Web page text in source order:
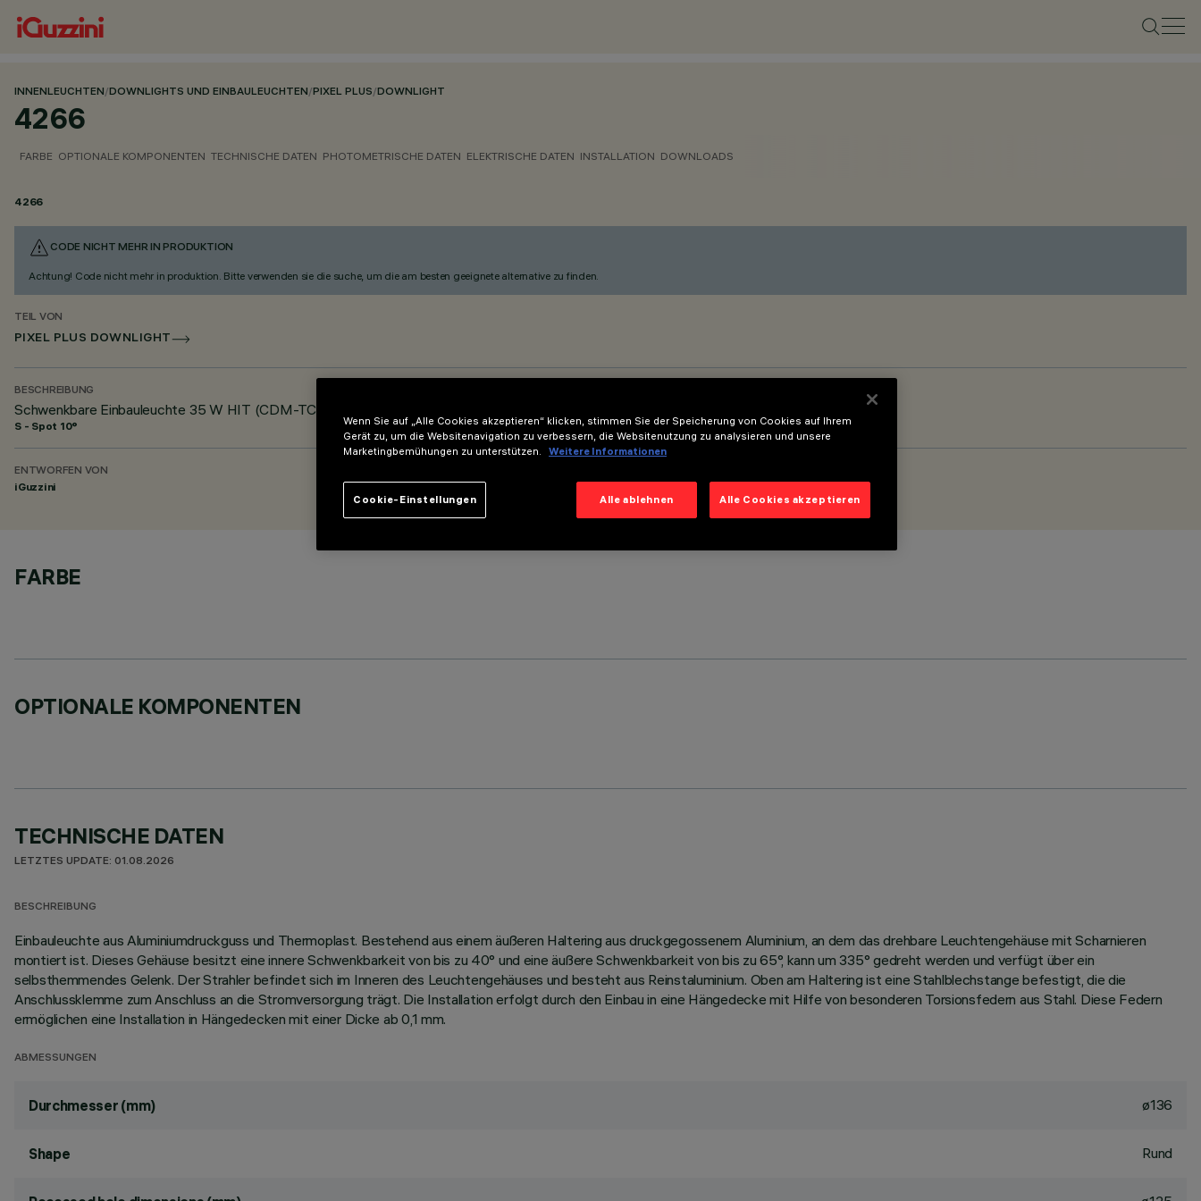
INNENLEUCHTEN/DOWNLIGHTS UND EINBAULEUCHTEN/PIXEL PLUS/DOWNLIGHT
4266
FARBE OPTIONALE KOMPONENTEN TECHNISCHE DATEN PHOTOMETRISCHE DATEN ELEKTRISCHE DATEN INSTALLATION DOWNLOADS
4266
CODE NICHT MEHR IN PRODUKTION
Achtung! Code nicht mehr in produktion. Bitte verwenden sie die suche, um die am besten geeignete alternative zu finden.
TEIL VON
PIXEL PLUS DOWNLIGHT
BESCHREIBUNG
Schwenkbare Einbauleuchte 35 W HIT (CDM-TC) Spot
S - Spot 10°
ENTWORFEN VON
iGuzzini
FARBE
OPTIONALE KOMPONENTEN
TECHNISCHE DATEN
LETZTES UPDATE: 01.08.2026
BESCHREIBUNG
Einbauleuchte aus Aluminiumdruckguss und Thermoplast. Bestehend aus einem äußeren Haltering aus druckgegossenem Aluminium, an dem das drehbare Leuchtengehäuse mit Scharnieren
montiert ist. Dieses Gehäuse besitzt eine innere Schwenkbarkeit von bis zu 40° und eine äußere Schwenkbarkeit von bis zu 65°, kann um 335° gedreht werden und verfügt über ein
selbsthemmendes Gelenk. Der Strahler befindet sich im Inneren des Leuchtengehäuses und besteht aus Reinstaluminium. Oben am Haltering ist eine Stahlblechstange befestigt, die die
Anschlussklemme zum Anschluss an die Stromversorgung trägt. Die Installation erfolgt durch den Einbau in eine Hängedecke mit Hilfe von besonderen Torsionsfedern aus Stahl. Diese Federn
ermöglichen eine Installation in Hängedecken mit einer Dicke ab 0,1 mm.
ABMESSUNGEN
Durchmesser (mm) ø136
Shape Rund
Wenn Sie auf „Alle Cookies akzeptieren“ klicken, stimmen Sie der Speicherung von Cookies auf Ihrem
Gerät zu, um die Websitenavigation zu verbessern, die Websitenutzung zu analysieren und unsere
Marketingbemühungen zu unterstützen.
Weitere Informationen
Alle ablehnen Alle Cookies akzeptieren
Cookie-Einstellungen